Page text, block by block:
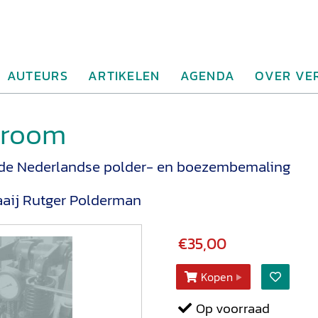
AUTEURS ARTIKELEN AGENDA OVER
Nederlandse polder- en boezembemaling
Rutger Polderman
€35,00
Kopen
Op voorraad